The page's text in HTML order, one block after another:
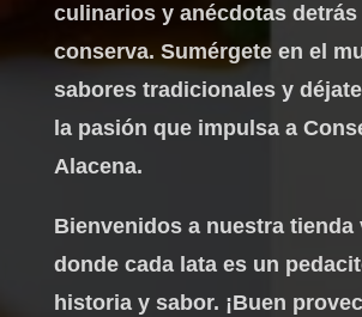
culinarios y anécdotas detrás
conserva. Sumérgete en el
sabores tradicionales y
la pasión que impulsa a
Alacena.
Bienvenidos a nuestra tienda
donde cada lata es un
historia y sabor. ¡Buen